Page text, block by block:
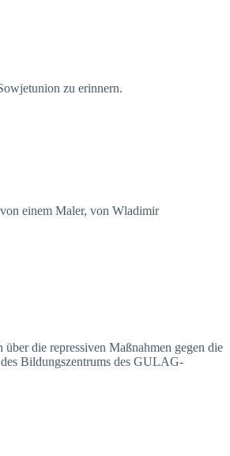
zu erinnern.
einem Maler, von Wladimir
die repressiven Maßnahmen gegen die
Bildungszentrums des GULAG-